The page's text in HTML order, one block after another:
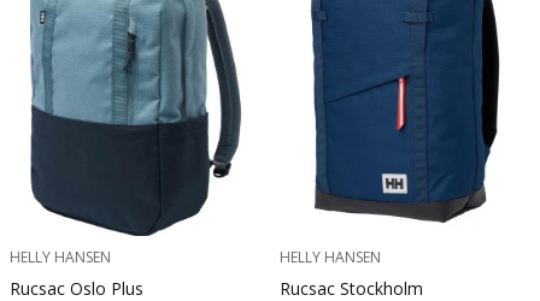
HELLY HANSEN
Rucsac Oslo Plus
HELLY HANSEN
Rucsac Stockholm